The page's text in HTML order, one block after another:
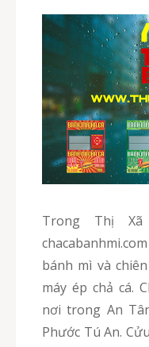
Trong Thị Xã An Khê của Gia Lai,
bánh mì và
máy ép chả cá.
nơi trong An
Phước Tú An.